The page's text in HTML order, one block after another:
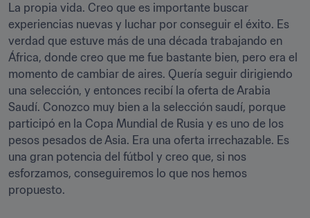
La propia vida. Creo que es importante buscar
experiencias nuevas y luchar por conseguir el éxito. Es
verdad que estuve más de una década trabajando en
África, donde creo que me fue bastante bien, pero era el
momento de cambiar de aires. Quería seguir dirigiendo
una selección, y entonces recibí la oferta de Arabia
Saudí. Conozco muy bien a la selección saudí, porque
participó en la Copa Mundial de Rusia y es uno de los
pesos pesados de Asia. Era una oferta irrechazable. Es
una gran potencia del fútbol y creo que, si nos
esforzamos, conseguiremos lo que nos hemos
propuesto.